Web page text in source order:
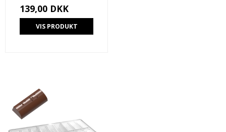
139,00 DKK
VIS PRODUKT